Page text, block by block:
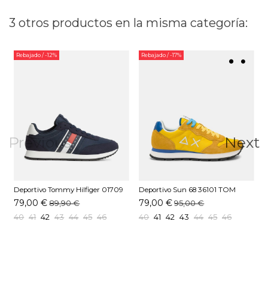
3 otros productos en la misma categoría:
Previous
Rebajado/ -12%
Deportivo Tommy Hilfiger 01709
C1G Marino
79,00 € 89,90 €
40 41 42 43 44 45 46
Rebajado/ -17%
Deportivo Sun 68 36101 TOM
SOLID Amarillo
79,00 € 95,00 €
40 41 42 43 44 45 46
Next